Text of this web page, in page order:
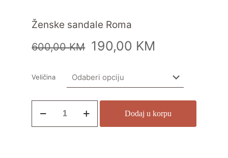
Ženske sandale Roma
600,00KM 190,00 KM
Veličina
Dodaj u korpu